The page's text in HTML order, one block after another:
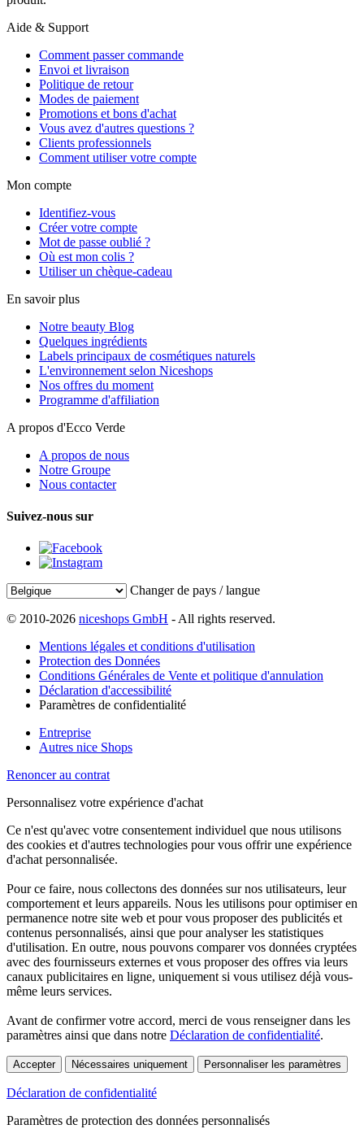
Aide & Support
Comment passer commande
Envoi et livraison
Politique de retour
Modes de paiement
Promotions et bons d'achat
Vous avez d'autres questions ?
Clients professionnels
Comment utiliser votre compte
Mon compte
Identifiez-vous
Créer votre compte
Mot de passe oublié ?
Où est mon colis ?
Utiliser un chèque-cadeau
En savoir plus
Notre beauty Blog
Quelques ingrédients
Labels principaux de cosmétiques naturels
L'environnement selon Niceshops
Nos offres du moment
Programme d'affiliation
A propos d'Ecco Verde
A propos de nous
Notre Groupe
Nous contacter
Suivez-nous sur
Changer de pays / langue
© 2010-2026 niceshops GmbH - All rights reserved.
Mentions légales et conditions d'utilisation
Protection des Données
Conditions Générales de Vente et politique d'annulation
Déclaration d'accessibilité
Paramètres de confidentialité
Entreprise
Autres nice Shops
Renoncer au contrat
Personnalisez votre expérience d'achat
Ce n'est qu'avec votre consentement individuel que nous utilisons
des cookies et d'autres technologies pour vous offrir une expérience
d'achat personnalisée.
Pour ce faire, nous collectons des données sur nos utilisateurs, leur
comportement et leurs appareils. Nous les utilisons pour optimiser en
permanence notre site web et pour vous proposer des publicités et
contenus personnalisés, ainsi que pour analyser les statistiques
d'utilisation. En outre, nous pouvons comparer vos données cryptées
avec des fournisseurs externes et vous proposer des offres via leurs
canaux publicitaires en ligne, uniquement si vous utilisez déjà vous-
même leurs services.
Avant de confirmer votre accord, merci de vous renseigner dans les
paramètres ainsi que dans notre Déclaration de confidentialité.
Accepter Nécessaires uniquement Personnaliser les paramètres
Déclaration de confidentialité
Paramètres de protection des données personnalisés